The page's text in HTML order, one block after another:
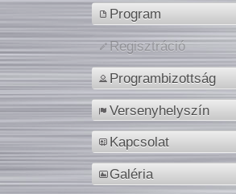
Program
Regisztráció
Programbizottság
Versenyhelyszín
Kapcsolat
Galéria